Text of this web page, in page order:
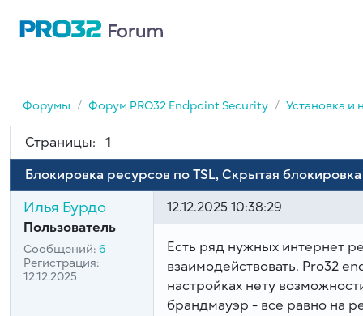
Форумы Форум PRO32 Endpoint Security Установка и
Страницы: 1
Блокировка ресурсов по TSL, Скрытая
Илья Бурдо
Пользователь
Сообщений: 6
Регистрация:
12.12.2025
12.12.2025 10:38:29
Есть ряд нужных интернет
взаимодействовать. Pro32
настройках нету
брандмауэр - все равно на